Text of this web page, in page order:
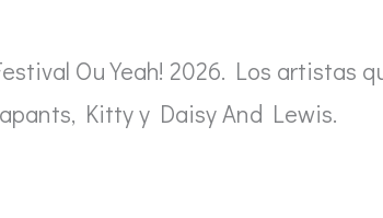
Ou Yeah! 2026. Los artistas
Kitty y Daisy And Lewis.